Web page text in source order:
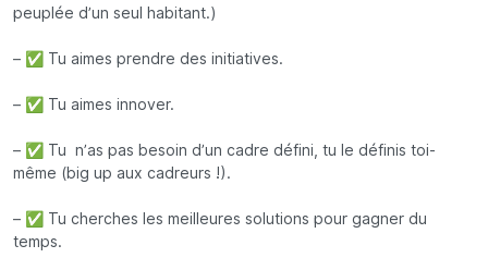
peuplée d’un seul habitant.)
– ✅ Tu aimes prendre des initiatives.
– ✅ Tu aimes innover.
– ✅ Tu n’as pas besoin d’un cadre défini, tu le définis toi-
même (big up aux cadreurs !).
– ✅ Tu cherches les meilleures solutions pour gagner du
temps.